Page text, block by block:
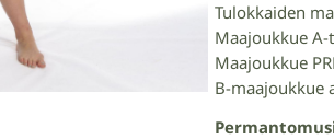
Tulokkaiden
Maajoukkue
Maajoukkue
B-maajoukkue